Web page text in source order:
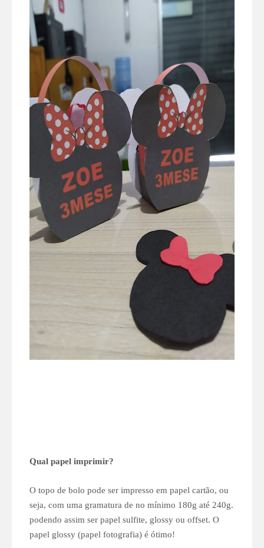
Qual papel imprimir?
O topo de bolo pode ser impresso em papel cartão, ou
seja, com uma gramatura de no mínimo 180g até 240g.
podendo assim ser papel sulfite, glossy ou offset. O
papel glossy (papel fotografia) é ótimo!